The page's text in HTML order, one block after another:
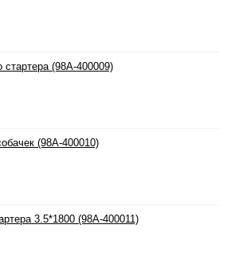
стартера (98A-400009)
(98A-400010)
3.5*1800 (98A-400011)